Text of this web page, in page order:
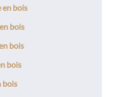
en bois
bois
bois
bois
bois